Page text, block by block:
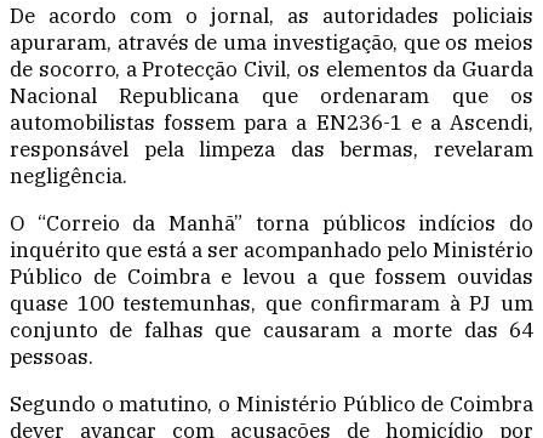
De acordo com o jornal, as autoridades policiais
apuraram, através de uma investigação, que os meios
de socorro, a Protecção Civil, os elementos da Guarda
Nacional Republicana que ordenaram que os
automobilistas fossem para a EN236-1 e a Ascendi,
responsável pela limpeza das bermas, revelaram
negligência.
O “Correio da Manhã” torna públicos indícios do
inquérito que está a ser acompanhado pelo Ministério
Público de Coimbra e levou a que fossem ouvidas
quase 100 testemunhas, que confirmaram à PJ um
conjunto de falhas que causaram a morte das 64
pessoas.
Segundo o matutino, o Ministério Público de Coimbra
dever avançar com acusações de homicídio por